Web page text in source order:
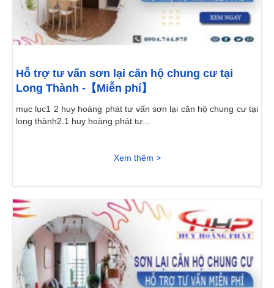
Hỗ trợ tư vấn sơn lại căn hộ chung cư tại
Long Thành -【Miễn phí】
mục lục1 2 huy hoàng phát tư vấn sơn lại căn hộ chung cư tại
long thành2.1 huy hoàng phát tư...
Xem thêm >